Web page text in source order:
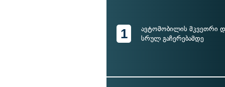
1
ავტომობილის მკვეთრი
სრულ გაჩერებამდე